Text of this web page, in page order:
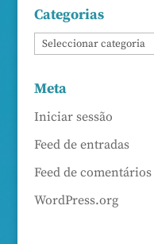
Categorias
Meta
Iniciar sessão
Feed de entradas
Feed de comentários
WordPress.org